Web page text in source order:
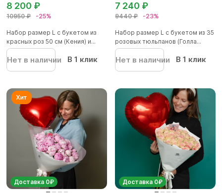
10950 ₽ -25%
8 200 ₽
Набор размер L с букетом из
красных роз 50 см (Кения) и...
Нет в наличии В 1 клик
9440 ₽ -23%
7 240 ₽
Набор размер L с букетом из 35
розовых тюльпанов (Голла...
Нет в наличии В 1 клик
Доставка 0₽ Доставка 0₽